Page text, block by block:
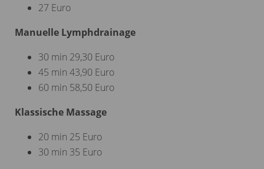
27 Euro
Manuelle Lymphdrainage
30 min 29,30 Euro
45 min 43,90 Euro
60 min 58,50 Euro
Klassische Massage
20 min 25 Euro
30 min 35 Euro